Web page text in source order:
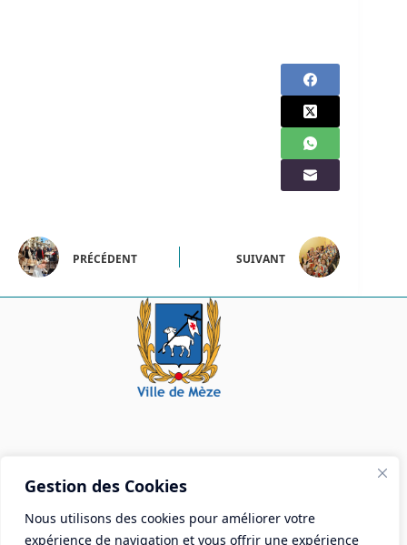
Gestion des Cookies
Nous utilisons des cookies pour améliorer votre
expérience de navigation et vous offrir une expérience
PRÉCÉDENT SUIVANT
Mairie de Mèze
Place Aristide Briand - BP 28 34140 Mèze
Tél :04 67 18 30 30